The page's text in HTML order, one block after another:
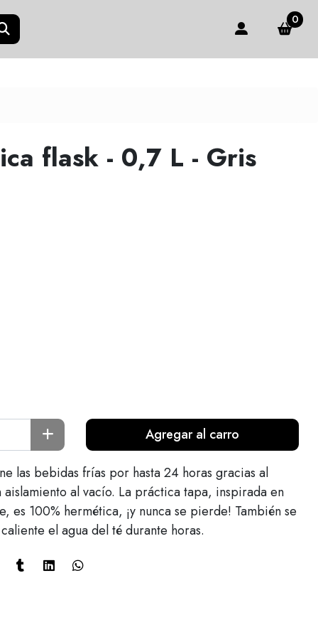
0
flask - 0,7 L - Gris
Agregar al carro
las bebidas frías por hasta 24 horas gracias al
al vacío. La práctica tapa, inspirada en
es 100% hermética, ¡y nunca se pierde! También se
el agua del té durante horas.